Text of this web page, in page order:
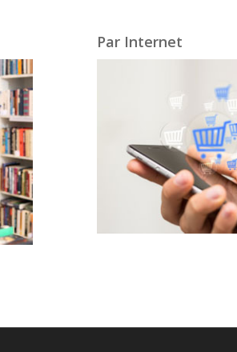
Par Internet